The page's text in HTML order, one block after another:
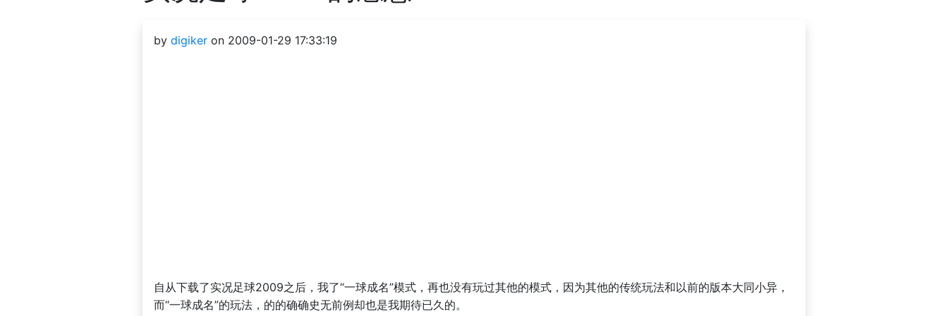
by digiker on 2009-01-29 17:33:19
自从下载了实况足球2009之后，我了“一球成名”模式，再也没有玩过其他的模式，因为其他的传统玩法和以前的版本大同小异，
而“一球成名”的玩法，的的确确史无前例却也是我期待已久的。